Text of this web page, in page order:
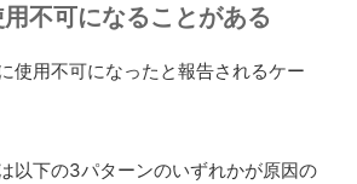
不可になることがある
使用不可になったと報告されるケー
以下の3パターンのいずれかが原因の